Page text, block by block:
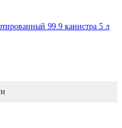
99.9 канистра 5 л